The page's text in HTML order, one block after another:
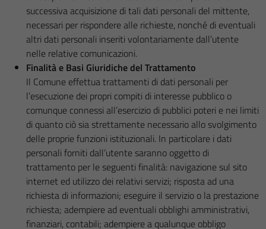
successiva acquisizione di tali dati personali del mittente,
necessari per rispondere alle richieste, nonché di eventuali
altri dati personali inseriti volontariamente dall’utente
nelle relative comunicazioni.
Finalità e Basi Giuridiche del Trattamento
Il Comune effettua trattamenti di dati personali per
l’esecuzione dei propri compiti di interesse pubblico o
comunque connessi all’esercizio di pubblici poteri e nei limiti
di quanto ciò sia strettamente necessario allo svolgimento
delle proprie funzioni istituzionali. In particolare i dati
personali forniti dall’utente saranno oggetto di
trattamento per le seguenti finalità: navigazione sul sito
internet ed utilizzo dei relativi servizi; risposta ad una
richiesta di informazioni; eseguire il servizio o la prestazione
richiesta; adempiere ad eventuali obblighi amministrativi,
finanziari, contabili; adempiere a qualunque obbligo